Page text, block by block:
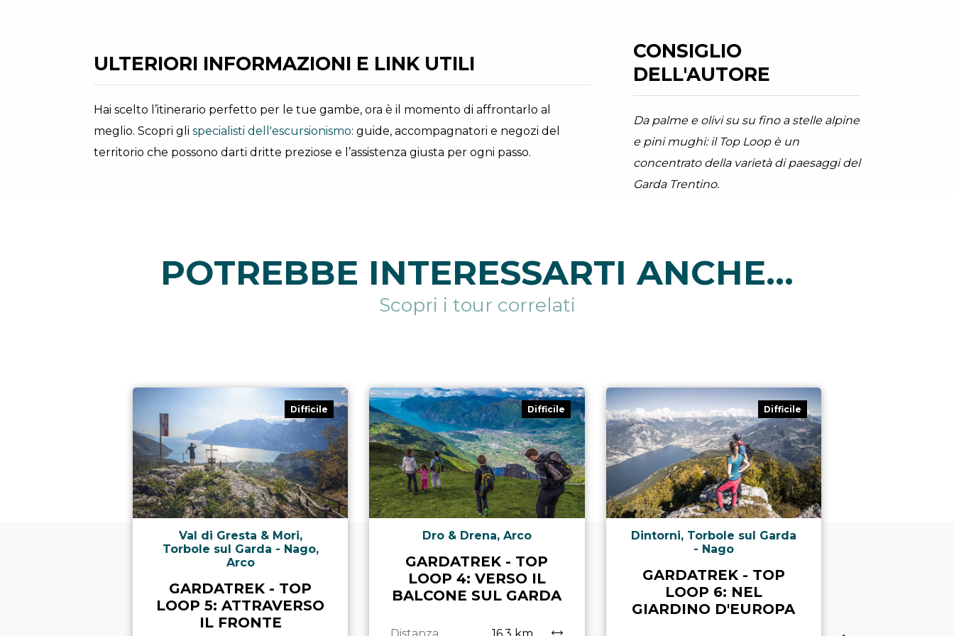
ULTERIORI INFORMAZIONI E LINK UTILI
Hai scelto l’itinerario perfetto per le tue gambe, ora è il momento di affrontarlo al
meglio. Scopri gli specialisti dell'escursionismo: guide, accompagnatori e negozi del
territorio che possono darti dritte preziose e l’assistenza giusta per ogni passo.
CONSIGLIO
DELL'AUTORE
Da palme e olivi su su fino a stelle alpine
e pini mughi: il Top Loop è un
concentrato della varietà di paesaggi del
Garda Trentino.
POTREBBE INTERESSARTI ANCHE...
Scopri i tour correlati
Difficile
Val di Gresta & Mori,
Torbole sul Garda - Nago,
Arco
GARDATREK - TOP
LOOP 5: ATTRAVERSO
IL FRONTE
Difficile
Dro & Drena, Arco
GARDATREK - TOP
LOOP 4: VERSO IL
BALCONE SUL GARDA
Difficile
Dintorni, Torbole sul Garda
- Nago
GARDATREK - TOP
LOOP 6: NEL
GIARDINO D'EUROPA